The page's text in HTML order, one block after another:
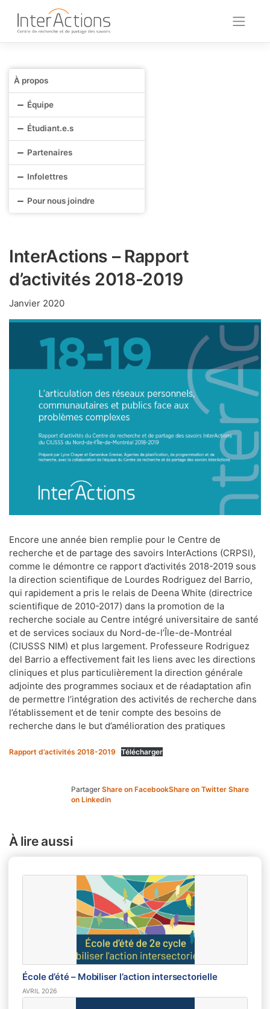
content
À propos
Équipe
Étudiant.e.s
Partenaires
Infolettres
Pour nous joindre
InterActions – Rapport
d’activités 2018-2019
Janvier 2020
Encore une année bien remplie pour le Centre de
recherche et de partage des savoirs InterActions (CRPSI),
comme le démontre ce rapport d’activités 2018-2019 sous
la direction scientifique de Lourdes Rodriguez del Barrio,
qui rapidement a pris le relais de Deena White (directrice
scientifique de 2010-2017) dans la promotion de la
recherche sociale au Centre intégré universitaire de santé
et de services sociaux du Nord-de-l’Île-de-Montréal
(CIUSSS NIM) et plus largement. Professeure Rodriguez
del Barrio a effectivement fait les liens avec les directions
cliniques et plus particulièrement la direction générale
adjointe des programmes sociaux et de réadaptation afin
de permettre l’intégration des activités de recherche dans
l’établissement et de tenir compte des besoins de
recherche dans le but d’amélioration des pratiques
Rapport d’activités 2018-2019 Télécharger
Partager Share on FacebookShare on Twitter Share
on Linkedin
À lire aussi
École d’été – Mobiliser l’action intersectorielle
AVRIL 2026